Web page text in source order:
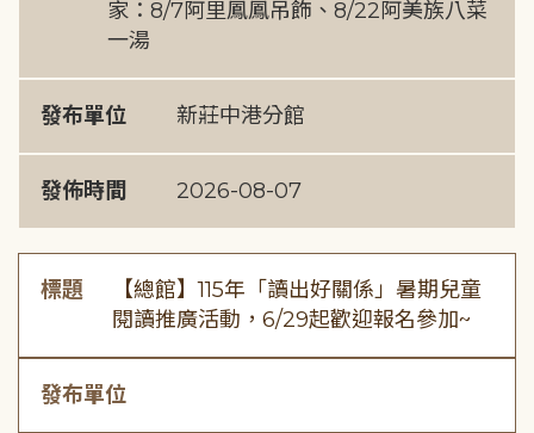
家：8/7阿里鳳鳳吊飾、8/22阿美族八菜
一湯
發布單位 新莊中港分館
發佈時間 2026-08-07
標題
【總館】115年「讀出好關係」暑期兒童
閱讀推廣活動，6/29起歡迎報名參加~
發布單位